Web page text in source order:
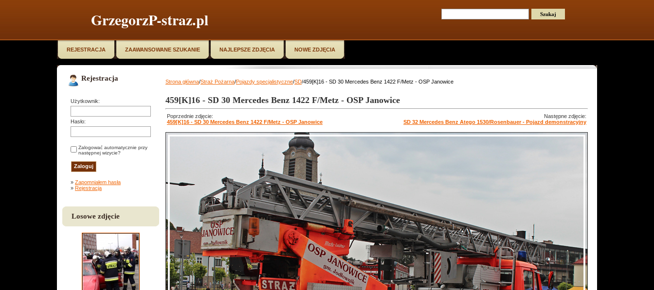
GrzegorzP-straz.pl
REJESTRACJA ZAAWANSOWANE SZUKANIE NAJLEPSZE ZDJĘCIA NOWE ZDJĘCIA
Rejestracja
Użytkownik:
Hasło:
Zalogować automatycznie przy
następnej wizycie?
» Zapomniałem hasła
» Rejestracja
Losowe zdjęcie
Strona główna/Straż Pożarna/Pojazdy specjalistyczne/SD/459[K]16 - SD 30 Mercedes Benz 1422 F/Metz - OSP Janowice
459[K]16 - SD 30 Mercedes Benz 1422 F/Metz - OSP Janowice
Poprzednie zdjęcie:
459[K]16 - SD 30 Mercedes Benz 1422 F/Metz - OSP Janowice
Następne zdjęcie:
SD 32 Mercedes Benz Atego 1530/Rosenbauer - Pojazd demonstracyjny